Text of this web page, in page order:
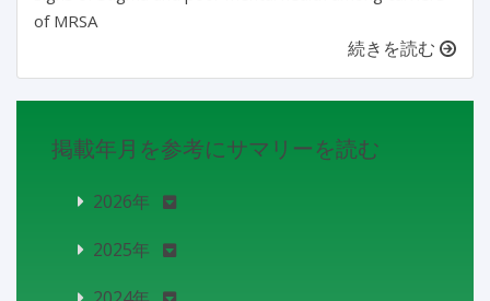
of MRSA
続きを読む
掲載年月を参考にサマリーを読む
2026年
2025年